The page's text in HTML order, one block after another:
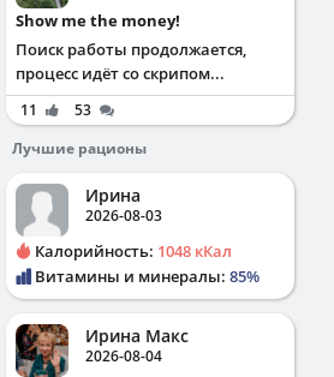
Show me the money!
Поиск работы продолжается,
процесс идёт со скрипом...
11
53
Лучшие рационы
Ирина
2026-08-03
Калорийность: 1048 кКал
Витамины и минералы: 85%
Ирина Макс
2026-08-04